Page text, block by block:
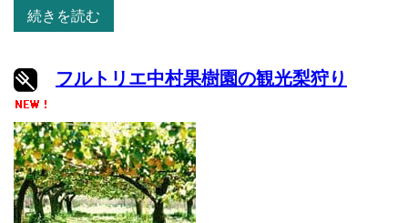
続きを読む
フルトリエ中村果樹園の観光梨狩り